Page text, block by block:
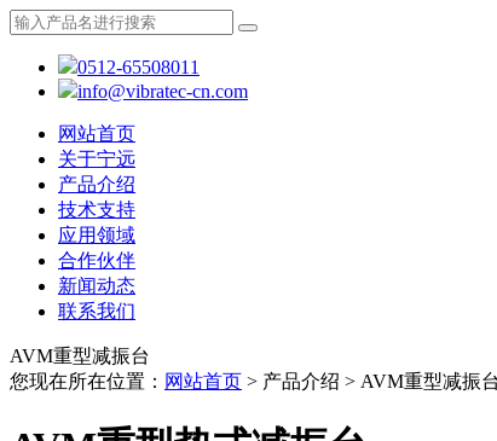
0512-65508011
info@vibratec-cn.com
网站首页
关于宁远
产品介绍
技术支持
应用领域
合作伙伴
新闻动态
联系我们
AVM重型减振台
您现在所在位置： 网站首页 > 产品介绍 > AVM重型减振台